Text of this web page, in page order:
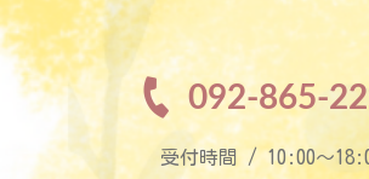
092-865-
受付時間 / 10:00〜